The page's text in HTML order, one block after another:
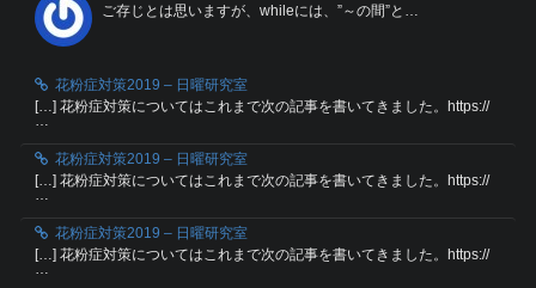
ご存じとは思いますが、whileには、”～の間”と…
花粉症対策2019 – 日曜研究室
[…] 花粉症対策についてはこれまで次の記事を書いてきました。https://
花粉症対策2019 – 日曜研究室
[…] 花粉症対策についてはこれまで次の記事を書いてきました。https://
花粉症対策2019 – 日曜研究室
[…] 花粉症対策についてはこれまで次の記事を書いてきました。https://
…